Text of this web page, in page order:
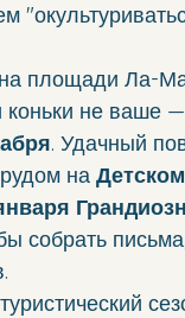
на площади Ла-
коньки не ваше
. Удачный
на
собрать